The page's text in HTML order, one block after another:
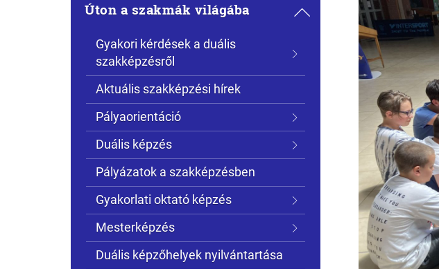
Úton a szakmák világába
Gyakori kérdések a duális
szakképzésről
Aktuális szakképzési hírek
Pályaorientáció
Duális képzés
Pályázatok a szakképzésben
Gyakorlati oktató képzés
Mesterképzés
Duális képzőhelyek nyilvántartása